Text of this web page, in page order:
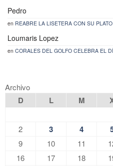
Pedro
en REABRE LA LISETERA CON SU
Loumaris Lopez
en CORALES DEL GOLFO CELEBRA EL
Archivo
D L M
2 3 4
9 10 11
16
17 18